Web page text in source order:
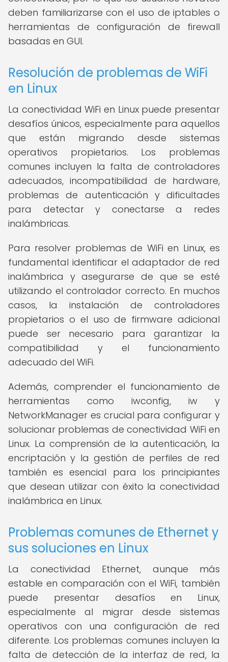
deben familiarizarse con el uso de iptables o
herramientas de configuración de firewall
basadas en GUI.
Resolución de problemas de WiFi
en Linux
La conectividad WiFi en Linux puede presentar
desafíos únicos, especialmente para aquellos
que están migrando desde sistemas
operativos propietarios. Los problemas
comunes incluyen la falta de controladores
adecuados, incompatibilidad de hardware,
problemas de autenticación y dificultades
para detectar y conectarse a redes
inalámbricas.
Para resolver problemas de WiFi en Linux, es
fundamental identificar el adaptador de red
inalámbrica y asegurarse de que se esté
utilizando el controlador correcto. En muchos
casos, la instalación de controladores
propietarios o el uso de firmware adicional
puede ser necesario para garantizar la
compatibilidad y el funcionamiento
adecuado del WiFi.
Además, comprender el funcionamiento de
herramientas como iwconfig, iw y
NetworkManager es crucial para configurar y
solucionar problemas de conectividad WiFi en
Linux. La comprensión de la autenticación, la
encriptación y la gestión de perfiles de red
también es esencial para los principiantes
que desean utilizar con éxito la conectividad
inalámbrica en Linux.
Problemas comunes de Ethernet y
sus soluciones en Linux
La conectividad Ethernet, aunque más
estable en comparación con el WiFi, también
puede presentar desafíos en Linux,
especialmente al migrar desde sistemas
operativos con una configuración de red
diferente. Los problemas comunes incluyen la
falta de detección de la interfaz de red, la